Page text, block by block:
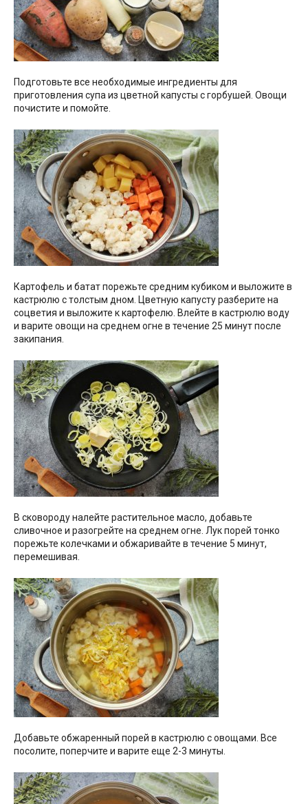
Подготовьте все необходимые ингредиенты для
приготовления супа из цветной капусты с горбушей. Овощи
почистите и помойте.
Картофель и батат порежьте средним кубиком и выложите в
кастрюлю с толстым дном. Цветную капусту разберите на
соцветия и выложите к картофелю. Влейте в кастрюлю воду
и варите овощи на среднем огне в течение 25 минут после
закипания.
В сковороду налейте растительное масло, добавьте
сливочное и разогрейте на среднем огне. Лук порей тонко
порежьте колечками и обжаривайте в течение 5 минут,
перемешивая.
Добавьте обжаренный порей в кастрюлю с овощами. Все
посолите, поперчите и варите еще 2-3 минуты.